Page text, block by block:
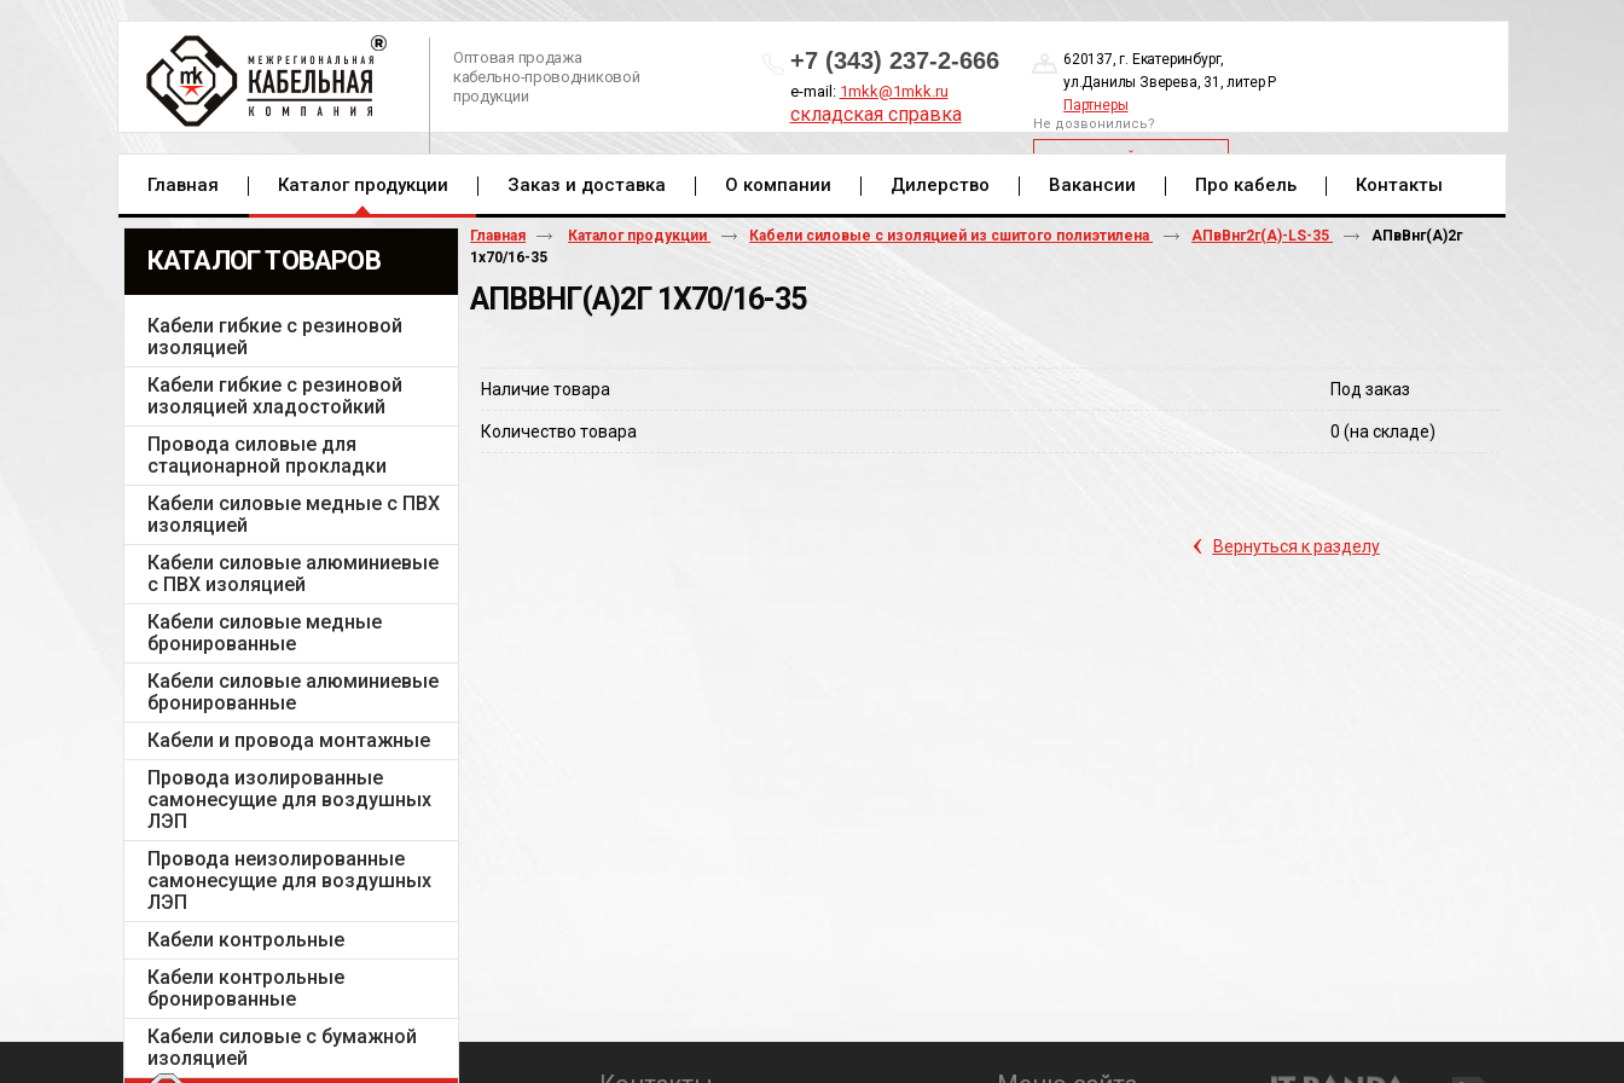
Оптовая продажа
кабельно-проводниковой
продукции
+7 (343) 237-2-666
e-mail: 1mkk@1mkk.ru
складская справка
620137, г. Екатеринбург,
ул.Данилы Зверева, 31, литер Р
Партнеры
Не дозвонились?
ОБРАТНЫЙ ЗВОНОК
Главная Каталог продукции Заказ и доставка О компании Дилерство Вакансии Про кабель Контакты
КАТАЛОГ ТОВАРОВ
Кабели гибкие с резиновой
изоляцией
Кабели гибкие с резиновой
изоляцией хладостойкий
Провода силовые для
стационарной прокладки
Кабели силовые медные с ПВХ
изоляцией
Кабели силовые алюминиевые
с ПВХ изоляцией
Кабели силовые медные
бронированные
Кабели силовые алюминиевые
бронированные
Кабели и провода монтажные
Провода изолированные
самонесущие для воздушных
ЛЭП
Провода неизолированные
самонесущие для воздушных
ЛЭП
Кабели контрольные
Кабели контрольные
бронированные
Кабели силовые с бумажной
изоляцией
Главная Каталог продукции Кабели силовые с изоляцией из сшитого полиэтилена АПвВнг2г(А)-LS-35
АПвВнг(A)2г
1х70/16-35
АПВВНГ(A)2Г 1Х70/16-35
Наличие товара Под заказ
Количество товара 0 (на складе)
‹ Вернуться к разделу